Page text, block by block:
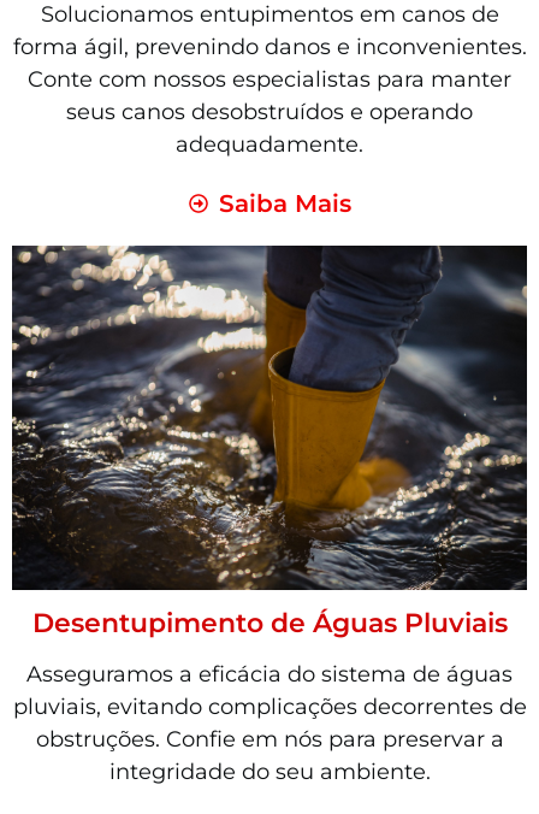
Solucionamos entupimentos em canos de
forma ágil, prevenindo danos e inconvenientes.
Conte com nossos especialistas para manter
seus canos desobstruídos e operando
adequadamente.
Saiba Mais
Desentupimento de Águas Pluviais
Asseguramos a eficácia do sistema de águas
pluviais, evitando complicações decorrentes de
obstruções. Confie em nós para preservar a
integridade do seu ambiente.